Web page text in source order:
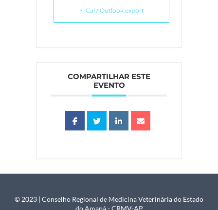
+ iCal / Outlook export
COMPARTILHAR ESTE
EVENTO
Back
© 2023 | Conselho Regional de Medicina Veterinária do Estado
do Amapá - CRMV-AP